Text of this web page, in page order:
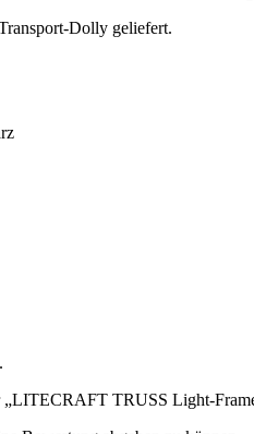
Dolly geliefert.
„LITECRAFT TRUSS Light-